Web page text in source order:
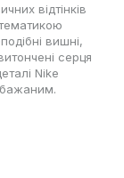
відтінків
вишні,
серця
Nike
бажаним.